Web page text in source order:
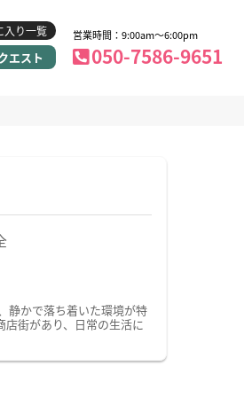
入り一覧
エスト
営業時間：9:00am～6:00pm
050-7586-9651
静かで落ち着いた環境が特
街があり、日常の生活に